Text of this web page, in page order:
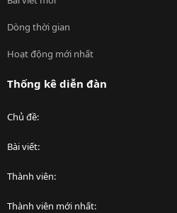
Dòng thời gian
Hoạt động mới nhất
Thống kê diễn đàn
Chủ đề
Bài viết
Thành viên
Thành viên mới nhất